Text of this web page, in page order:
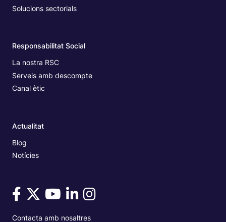
Solucions sectorials
Responsabilitat Social
La nostra RSC
Serveis amb descompte
Canal ètic
Actualitat
Blog
Notícies
Contacta amb nosaltres